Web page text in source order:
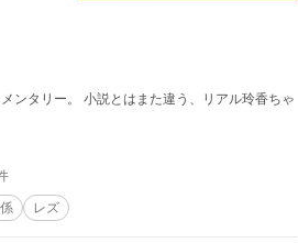
ンタリー。 小説とはまた違う、リアル玲香ちゃ
レズ